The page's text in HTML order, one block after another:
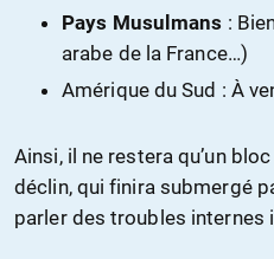
Pays Musulmans :
arabe de la France…)
Amérique du Sud : À
Ainsi, il ne restera qu’un
déclin, qui finira submergé
parler des troubles internes